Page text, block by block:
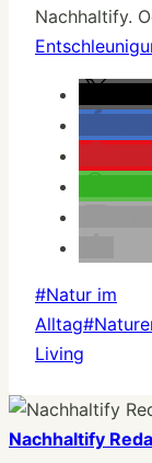
Nachhaltify.
Schlagworte:
#Natur im
Alltag#
Living
Nachhaltify